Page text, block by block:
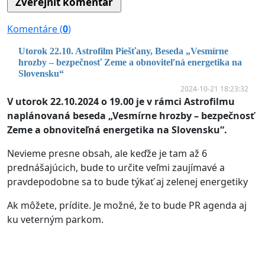
Komentáre (0)
Utorok 22.10. Astrofilm Piešťany, Beseda „Vesmírne
hrozby – bezpečnosť Zeme a obnoviteľná energetika na
Slovensku“
2024-10-21 18:23:32
V utorok 22.10.2024 o 19.00 je v rámci Astrofilmu
naplánovaná beseda „Vesmírne hrozby – bezpečnosť
Zeme a obnoviteľná energetika na Slovensku“.
Nevieme presne obsah, ale keďže je tam až 6
prednášajúcich, bude to určite veľmi zaujímavé a
pravdepodobne sa to bude týkať aj zelenej energetiky
Ak môžete, prídite. Je možné, že to bude PR agenda aj
ku veterným parkom.